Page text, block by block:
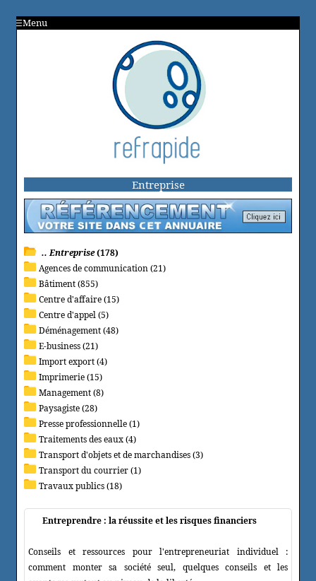
Menu
Entreprise
.. Entreprise(178)
Agences de communication (21)
Bâtiment (855)
Centre d'affaire (15)
Centre d'appel (5)
Déménagement (48)
E-business (21)
Import export (4)
Imprimerie (15)
Management (8)
Paysagiste (28)
Presse professionnelle (1)
Traitements des eaux (4)
Transport d'objets et de marchandises (3)
Transport du courrier (1)
Travaux publics (18)
Entreprendre : la réussite et les risques financiers
Conseils et ressources pour l'entrepreneuriat individuel :
comment monter sa société seul, quelques conseils et les